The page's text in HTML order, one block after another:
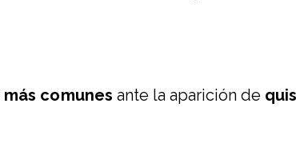
comunes ante la aparición de